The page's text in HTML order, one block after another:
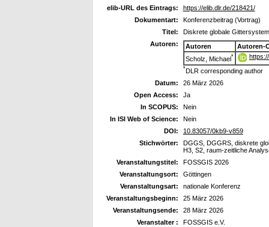
elib-URL des Eintrags:
https://elib.dlr.de/218421/
Dokumentart:
Konferenzbeitrag (Vortrag)
Titel:
Diskrete globale
Autoren:
Autoren
Autoren-
Scholz, Michael*
*DLR corresponding author
Datum:
26 März 2026
Open Access:
Ja
In SCOPUS:
Nein
In ISI Web of Science:
Nein
DOI:
10.83057/0kb9-v859
Stichwörter:
DGGS, DGGRS, diskrete
H3, S2, raum-zeitliche
Veranstaltungstitel:
FOSSGIS 2026
Veranstaltungsort:
Göttingen
Veranstaltungsart:
nationale Konferenz
Veranstaltungsbeginn:
25 März 2026
Veranstaltungsende:
28 März 2026
Veranstalter :
FOSSGIS e.V.